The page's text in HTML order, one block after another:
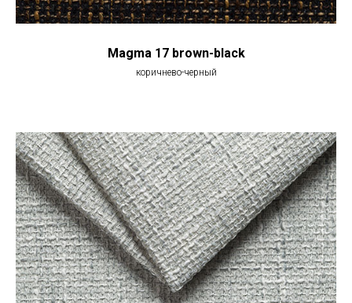
Magma 17 brown-black
коричнево-черный